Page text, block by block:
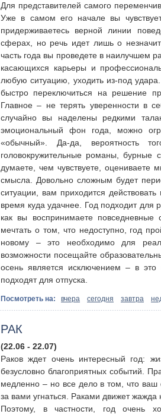
Для представителей самого
Уже в самом его начале вы
придерживаетесь верной линии
сферах, но речь идет лишь о
часть года вы проведете в наилучшем
касающихся карьеры и
любую ситуацию, уходить из-под
быстро переключиться на решение
Главное – не терять уверенности в
случайно вы наделены редкими
эмоциональный фон года, можно
«обычный». Да-да, вероятность
головокружительные романы, бурные
думаете, чем чувствуете, оцениваете
смысла. Довольно сложным будет
ситуации, вам приходится
время куда удачнее. Год подходит для
как вы воспринимаете
мечтать о том, что недоступно, год
новому – это необходимо для
возможности посещайте
осень является исключением – в
подходят для отпуска.
Посмотреть на: вчера сегодня завтра
РАК
(22.06 - 22.07)
Раков ждет очень интересный год:
безусловно благоприятных событий.
медленно – но все дело в том, что ваш
за вами угнаться. Раками движет
Поэтому, в частности, год очень